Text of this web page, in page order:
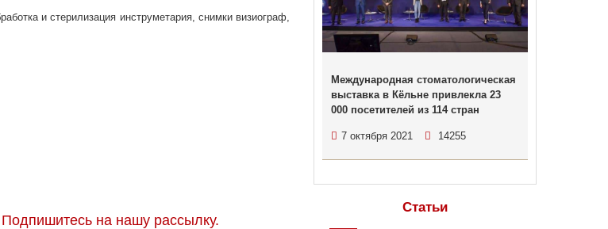
и стерилизация инструметария, снимки визиограф,
на нашу рассылку.
Международная стоматологическая
выставка в Кёльне привлекла 23
000 посетителей из 114 стран
7 октября 2021 14255
Статьи